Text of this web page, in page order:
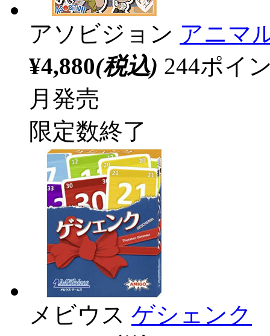
アソビジョン アニマ
¥4,880(税込) 244ポイ
月発売
限定数終了
メビウス ゲシェンク